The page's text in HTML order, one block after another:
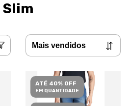
Slim
ATÉ 40% OFF
EM QUANTIDADE